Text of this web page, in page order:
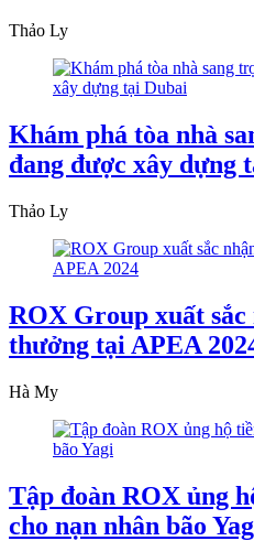
Thảo Ly
Khám phá tòa nhà
đang được xây dựng
Thảo Ly
ROX Group xuất sắc
thưởng tại APEA
Hà My
Tập đoàn ROX ủng
cho nạn nhân bão